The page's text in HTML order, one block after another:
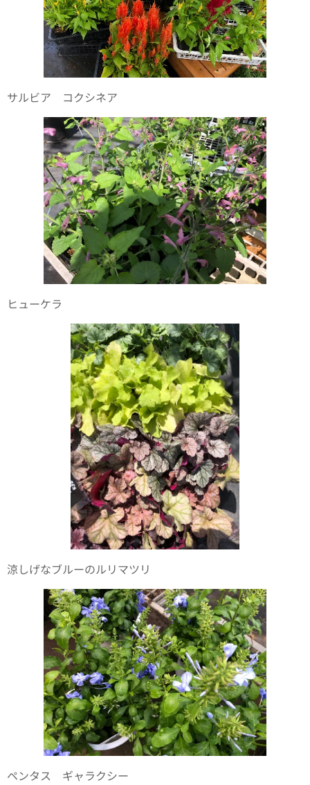
サルビア コクシネア
ヒューケラ
涼しげなブルーのルリマツリ
ペンタス ギャラクシー